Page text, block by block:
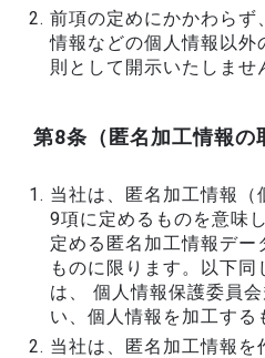
前項の定めにかかわらず
情報などの個人情報以外
則として開示いたしませ
第8条（匿名加工情報の
当社は、匿名加工情報
9項に定めるものを意味
定める匿名加工情報デー
ものに限ります。以下同
は、 個人情報保護委員
い、個人情報を加工する
当社は、匿名加工情報を